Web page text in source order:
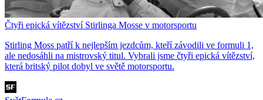
Čtyři epická vítězství Stirlinga Mosse v motorsportu
Stirling Moss patří k nejlepším jezdcům, kteří závodili ve formuli 1,
ale nedosáhli na mistrovský titul. Vybrali jsme čtyři epická vítězství,
která britský pilot dobyl ve světě motorsportu.